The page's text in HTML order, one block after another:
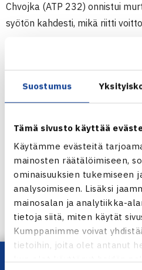
Suostumus
Tämä sivusto käyttää
Käytämme evästeitä
mainosten räätälöimiseen,
ominaisuuksien tukemiseen
analysoimiseen. Lisäksi
mainosalan ja analytiikka-
tietoja siitä, miten käytät
Kumppanimme voivat
tietoihin, joita olet antanut
Chvojka (ATP 232) onnistui
syötön kahdesti, mikä riitti
Heliövaaran mietteet
blogistaan(linkki lopussa).
Wimbledonin turnaus
Wimbledon 2012
18.6.-8.7.2012 Lontoo,
Miesten kaksinpelin karsinta
2.kierrosta: Erik Chvojka
Wimbledonin verkkosivut
Harri Heliövaaran